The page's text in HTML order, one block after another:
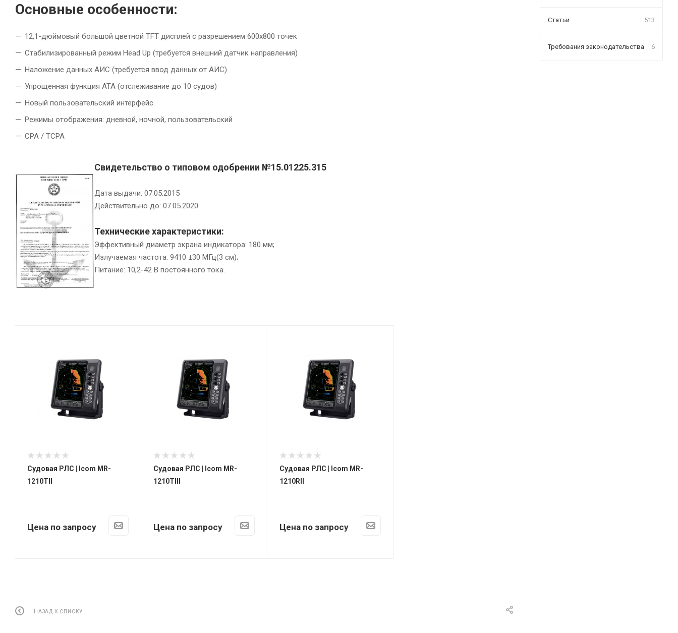
Основные особенности:
12,1-дюймовый большой цветной TFT дисплей с разрешением 600х800 точек
Стабилизированный режим Head Up (требуется внешний датчик направления)
Наложение данных АИС (требуется ввод данных от АИС)
Упрощенная функция ATA (отслеживание до 10 судов)
Новый пользовательский интерфейс
Режимы отображения: дневной, ночной, пользовательский
CPA / TCPA
Свидетельство о типовом одобрении №15.01225.315
Дата выдачи: 07.05.2015
Действительно до: 07.05.2020
Технические характеристики:
Эффективный диаметр экрана индикатора: 180 мм;
Излучаемая частота: 9410 ±30 МГц(3 см);
Питание: 10,2-42 В постоянного тока.
Судовая РЛС | Icom MR-
1210TII
Цена по запросу
Судовая РЛС | Icom MR-
1210TIII
Цена по запросу
Судовая РЛС | Icom MR-
1210RII
Цена по запросу
НАЗАД К СПИСКУ
Статьи 513
Требования законодательства 6